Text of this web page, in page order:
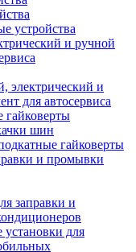
устройства
и ручной
электрический и
для автосервиса
гайковерты
шин
гайковерты
и промывки
заправки и
установки для